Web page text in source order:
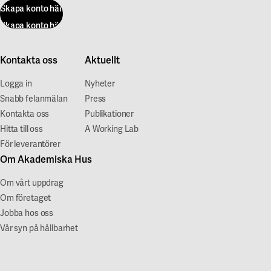
placerade
utmed
Kontor
i
kontor
sker
automatiskt
med
ett
flöde.
Temperaturen
regleras
vilrum
Toaletter
för
finns
på
varje
våningsplan.
I
vilrum
och
på
RWC
finns
andra
som
vara
fara
•
larma
Räddningstjänsten
genom
att
ringa
112
•
släck
där
detta
tänds
släcks
belysningen
manuellt
med
tryckknapp.
Belysning
korridorer
och
Skapa konto här
Skapa konto här
Kontakta oss
Logga in
Snabb felanmälan
Kontakta oss
Hitta till oss
För leverantörer
Aktuellt
Nyheter
Press
Publikationer
A Working Lab
Om Akademiska Hus
Om vårt uppdrag
Om företaget
Jobba hos oss
Vår syn på hållbarhet